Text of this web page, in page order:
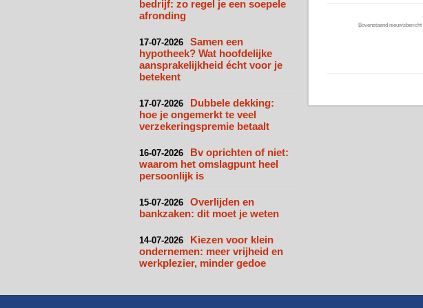
bedrijf: zo regel je een soepele
afronding
17-07-2026
Samen een
hypotheek? Wat hoofdelijke
aansprakelijkheid écht voor je
betekent
17-07-2026
Dubbele dekking:
hoe je ongemerkt te veel
verzekeringspremie betaalt
16-07-2026
Bv oprichten of niet:
waarom het omslagpunt heel
persoonlijk is
15-07-2026
Overlijden en
bankzaken: dit moet je weten
14-07-2026
Kiezen voor klein
ondernemen: meer vrijheid en
werkplezier, minder gedoe
Bovenstaand